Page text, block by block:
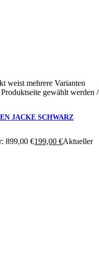
weist mehrere Varianten
gewählt werden/
JACKE SCHWARZ
899,00 €199,00€Aktueller